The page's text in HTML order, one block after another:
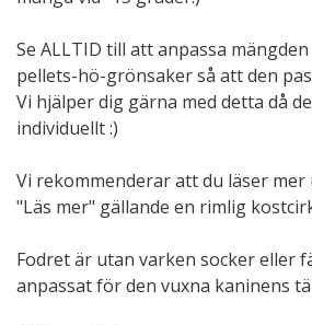
Se ALLTID till att anpassa
pellets-hö-grönsaker så att den
Vi hjälper dig gärna med detta då
individuellt :)
Vi rekommenderar att du läser
"Läs mer" gällande en rimlig
Fodret är utan varken socker eller
anpassat för den vuxna kaninens